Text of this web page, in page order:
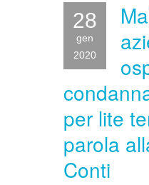
28
gen
2020
per lite
parola
Conti